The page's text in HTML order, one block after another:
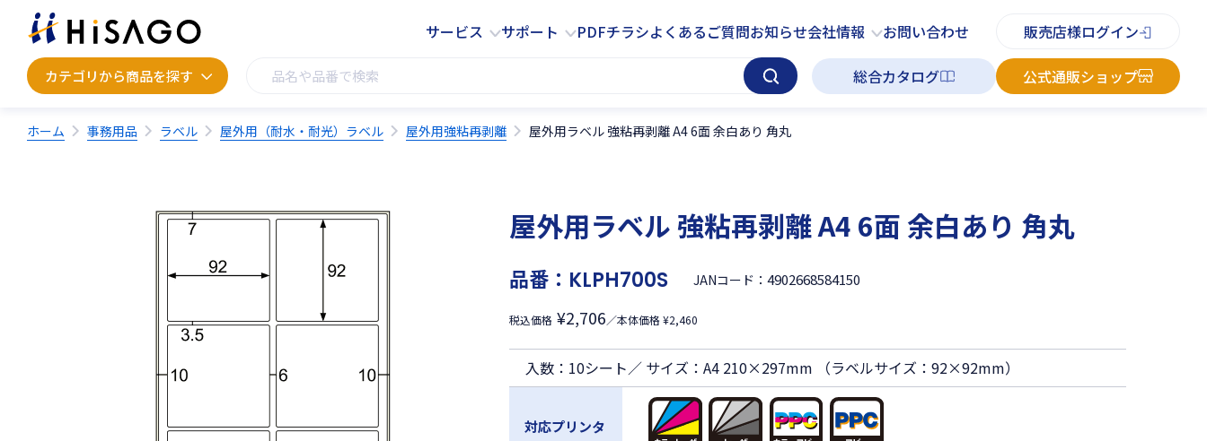
サービス サポート PDFチラシよくあるご質問お知らせ会社情報 お問い合わせ 販売店様ログイン
カテゴリから商品を探す 総合カタログ 公式通販ショップ
カテゴリから商品を探す サービス サポート PDFチラシ よくあるご質問 お知らせ お問い合わせ
ホーム 事務用品 ラベル 屋外用（耐水・耐光）ラベル 屋外用強粘再剥離 屋外用ラベル 強粘再剥離 A4 6面 余白あり 角丸
屋外用ラベル 強粘再剥離 A4 6面 余白あり 角丸
品番： KLPH700S JANコード：4902668584150
税込価格 ¥2,706／本体価格 ¥2,460
入数：10シート／ サイズ：A4 210×297mm （ラベルサイズ：92×92mm）
対応プリンタ